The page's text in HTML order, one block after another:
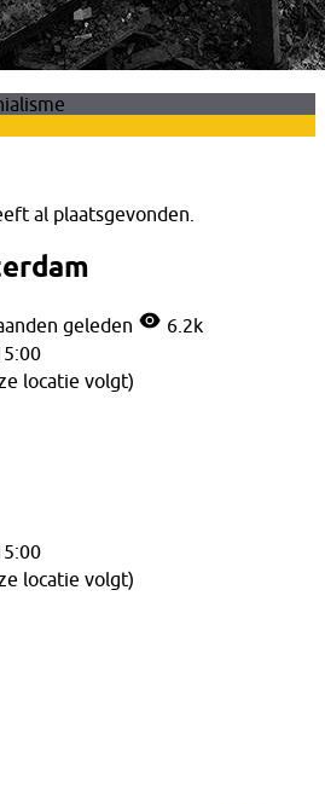
al plaatsgevonden.
geleden
6.2k
locatie volgt)
locatie volgt)